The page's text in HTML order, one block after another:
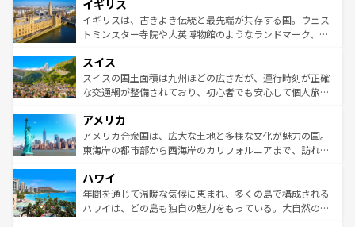
いる。シャンパンの発祥地であるランス、プロヴァンスの
香り高いラベンダー畑など、多彩な楽しみ方が可能だ。さ
らに、パリ以外の地域にも魅力が溢れており、どの街角に
れる地方に足を運ぶとそれぞれで全く異なる文化を体験で
きるだろう。 なお、新着のフランス情報はコンテンツ一覧
を参照してほしい。
顔を持つこの国は、どこを歩いても飽きることがない。ベ
ルリンの文化的活気、バイエルン州のアルプスの絶景、そ
してライン川沿いのワイン畑といった風景は必見。ビール
は、お酒好きな人にはぜひ体験してほしい。 なお、新着の
ドイツ情報はコンテンツ一覧を参照してほしい。
イギリス
イギリスは、古きよき伝統と最先端が共存する国。ウェス
トミンスター寺院や大英博物館のようなランドマーク、歴
リアごとに異なる魅力がある。また、優雅なアフタヌーン
ティー、ビール好きにはたまらない英国パブ、サッカー観
戦など、本場だからこそできる体験も豊富。イギリスを旅
ンツ一覧を参照してほしい。
スイス
スイスの国土面積は九州ほどの広さだが、運行時刻が正確
な交通網が整備されており、初心者でも安心して個人旅行
の建物がそのまま残る町や、スイスならではのユニークな
博物館もあり、アルプス観光だけでなく町歩きも満喫する
ことができる。国民の所得が高いため物価も高いが、旅行
ば市内交通費無料で観光を楽しむこともできる。 なお、新
着のスイス情報はコンテンツ一覧 を参照してほしい。
アメリカ
アメリカ合衆国は、広大な土地と多様な文化が魅力の国。
東海岸の都市部から西海岸のカリフォルニアまで、訪れる
のような巨大都市は、観光、ショッピング、エンターテイ
ンメントが詰まった刺激的なスポットだ。一方、アメリカ
西部には大自然が広がり、グランドキャニオンやイエロー
ハワイ
年間を通じて温暖な気候に恵まれ、多くの島で構成される
ハワイは、どの島も独自の魅力をもっている。大自然の神